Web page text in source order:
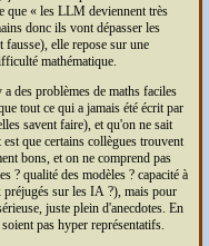
que
les LLMdeviennent très
donc ils vont dépasser les
elle repose sur une
mathématique.
a des problèmes de maths faciles
tout ce qui a jamais été écrit par
savent faire), et qu'on ne sait
que certains collègues trouvent
bons, et on ne comprend pas
? qualité des modèles ? capacité à
préjugés sur les IA?), mais pour
juste plein d'anecdotes. En
pas hyper représentatifs.